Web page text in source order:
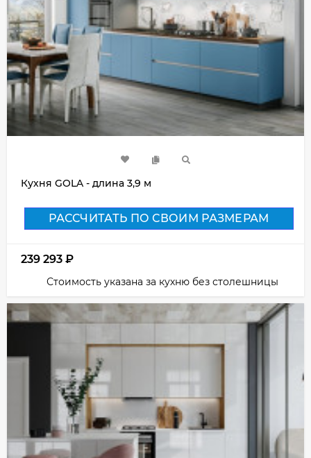
Кухня GOLA - длина 3,9 м
РАССЧИТАТЬ ПО СВОИМ РАЗМЕРАМ
239 293 ₽
Стоимость указана за кухню без столешницы